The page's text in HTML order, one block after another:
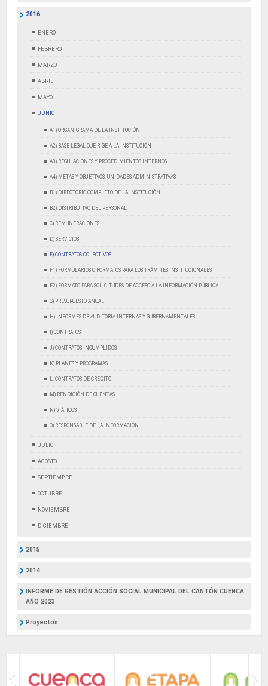
2016
ENERO
FEBRERO
MARZO
ABRIL
MAYO
JUNIO
A1) ORGANIGRAMA DE LA INSTITUCIÓN
A2) BASE LEGAL QUE RIGE A LA INSTITUCIÓN
A3) REGULACIONES Y PROCEDIMIENTOS INTERNOS
A4) METAS Y OBJETIVOS: UNIDADES ADMINISTRATIVAS
B1) DIRECTORIO COMPLETO DE LA INSTITUCIÓN
B2) DISTRIBUTIVO DEL PERSONAL
C) REMUNERACIONES
D) SERVICIOS
E) CONTRATOS COLECTIVOS
F1) FORMULARIOS O FORMATOS PARA LOS TRÁMITES INSTITUCIONALES
F2) FORMATO PARA SOLICITUDES DE ACCESO A LA INFORMACIÓN PÚBLICA
G) PRESUPUESTO ANUAL
H) INFORMES DE AUDITORÍA INTERNAS Y GUBERNAMENTALES
I) CONTRATOS
J) CONTRATOS INCUMPLIDOS
K) PLANES Y PROGRAMAS
L. CONTRATOS DE CRÉDITO
M) RENDICIÓN DE CUENTAS
N) VIÁTICOS
O) RESPONSABLE DE LA INFORMACIÓN
JULIO
AGOSTO
SEPTIEMBRE
OCTUBRE
NOVIEMBRE
DICIEMBRE
2015
2014
INFORME DE GESTIÓN ACCIÓN SOCIAL MUNICIPAL DEL CANTÓN CUENCA
AÑO 2023
Proyectos